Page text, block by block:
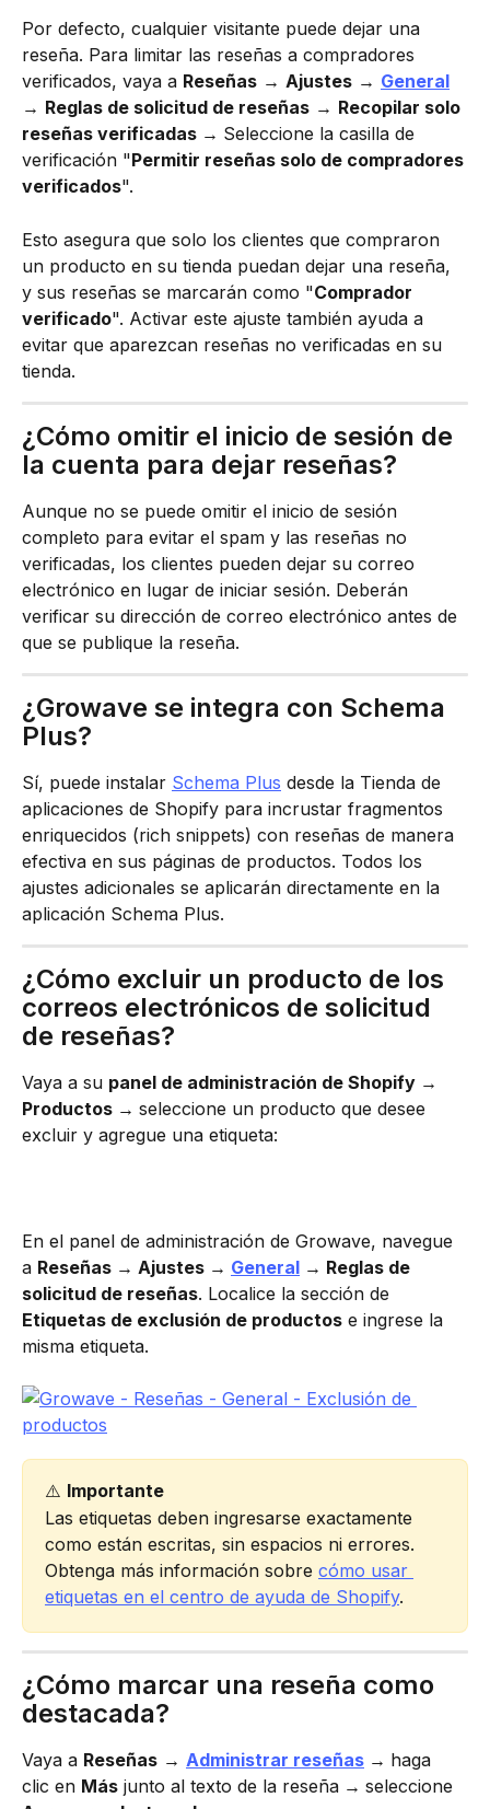
Por defecto, cualquier visitante puede dejar una
reseña. Para limitar las reseñas a compradores
verificados, vaya a Reseñas → Ajustes → General
→ Reglas de solicitud de reseñas → Recopilar solo
reseñas verificadas → Seleccione la casilla de
verificación "Permitir reseñas solo de compradores
verificados".
Esto asegura que solo los clientes que compraron
un producto en su tienda puedan dejar una reseña,
y sus reseñas se marcarán como "Comprador
verificado". Activar este ajuste también ayuda a
evitar que aparezcan reseñas no verificadas en su
tienda.
¿Cómo omitir el inicio de sesión de
la cuenta para dejar reseñas?
Aunque no se puede omitir el inicio de sesión
completo para evitar el spam y las reseñas no
verificadas, los clientes pueden dejar su correo
electrónico en lugar de iniciar sesión. Deberán
verificar su dirección de correo electrónico antes de
que se publique la reseña.
¿Growave se integra con Schema
Plus?
Sí, puede instalar Schema Plus desde la Tienda de
aplicaciones de Shopify para incrustar fragmentos
enriquecidos (rich snippets) con reseñas de manera
efectiva en sus páginas de productos. Todos los
ajustes adicionales se aplicarán directamente en la
aplicación Schema Plus.
¿Cómo excluir un producto de los
correos electrónicos de solicitud
de reseñas?
Vaya a su panel de administración de Shopify →
Productos → seleccione un producto que desee
excluir y agregue una etiqueta:
En el panel de administración de Growave, navegue
a Reseñas → Ajustes → General → Reglas de
solicitud de reseñas. Localice la sección de
Etiquetas de exclusión de productos e ingrese la
misma etiqueta.
⚠️ Importante
Las etiquetas deben ingresarse exactamente
como están escritas, sin espacios ni errores.
Obtenga más información sobre cómo usar
etiquetas en el centro de ayuda de Shopify.
¿Cómo marcar una reseña como
destacada?
Vaya a Reseñas → Administrar reseñas → haga
clic en Más junto al texto de la reseña → seleccione